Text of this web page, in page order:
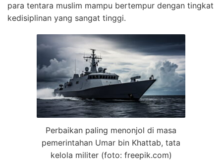
para tentara muslim mampu bertempur dengan tingkat
kedisiplinan yang sangat tinggi.
Perbaikan paling menonjol di masa
pemerintahan Umar bin Khattab, tata
kelola militer (foto: freepik.com)